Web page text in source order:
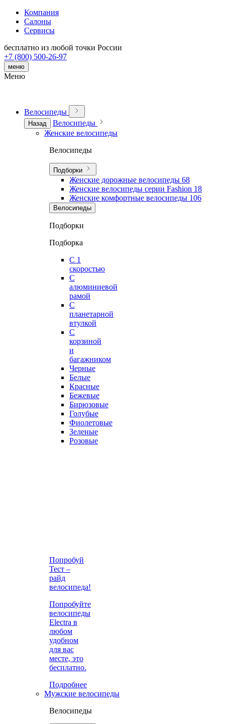
Компания
Салоны
Сервисы
бесплатно из любой точки России
+7 (800) 500-26-97
меню
Меню
Велосипеды
Назад
Велосипеды
Женские велосипеды
Велосипеды
Подборки
Женские дорожные велосипеды 68
Женские велосипеды серии Fashion 18
Женские комфортные велосипеды 106
Велосипеды
Подборки
Подборка
С 1
скоростью
С
алюминиевой
рамой
С
планетарной
втулкой
С
корзиной
и
багажником
Черные
Белые
Красные
Бежевые
Бирюзовые
Голубые
Фиолетовые
Зеленые
Розовые
Попробуй
Тест –
райд
велосипеда!
Попробуйте
велосипеды
Electra в
любом
удобном
для вас
месте, это
бесплатно.
Подробнее
Мужские велосипеды
Велосипеды